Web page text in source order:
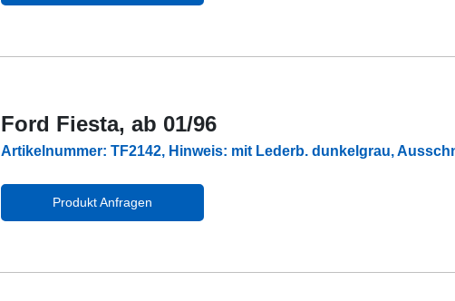
Ford Fiesta, ab 01/96
Artikelnummer: TF2142, Hinweis: mit Lederb. dunkelgrau,
Produkt Anfragen